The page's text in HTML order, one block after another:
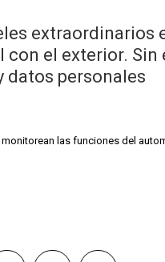
el exterior.
datos personales
las funciones del